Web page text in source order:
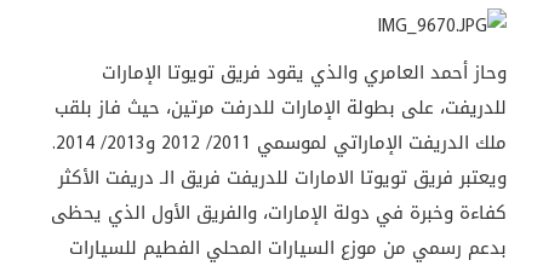
وحاز أحمد العامري والذي يقود فريق تويوتا الإمارات
للدريفت، على بطولة الإمارات للدرفت مرتين، حيث فاز بلقب
ملك الدريفت الإماراتي لموسمي 2011/ 2012 و2013/ 2014.
ويعتبر فريق تويوتا الامارات للدريفت فريق الـ دريفت الأكثر
كفاءة وخبرة في دولة الإمارات، والفريق الأول الذي يحظى
بدعم رسمي من موزع السيارات المحلي الفطيم للسيارات